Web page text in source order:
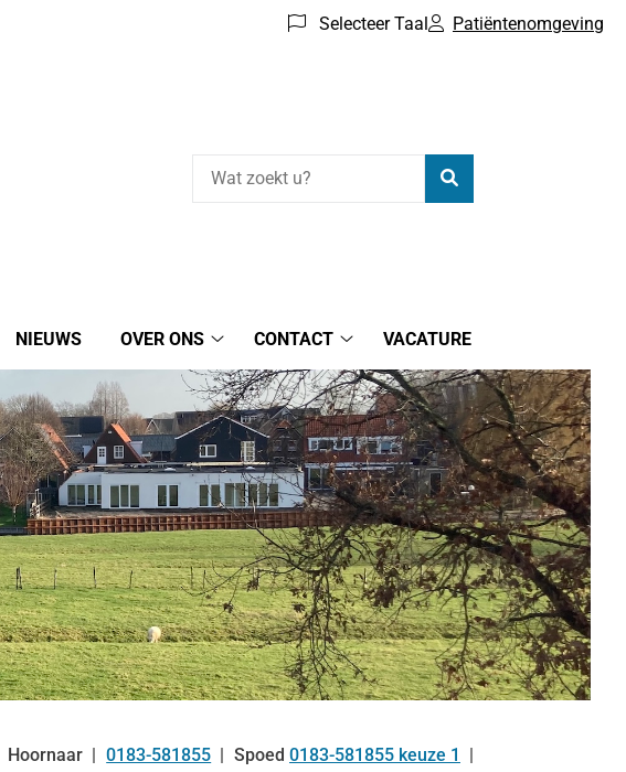
Selecteer Taal Patiëntenomgeving
NIEUWS
OVER ONS
ons
submenu
CONTACT
submenu
VACATURE
Hoornaar Tel:
0183-581855 Spoed 0183-581855 keuze 1